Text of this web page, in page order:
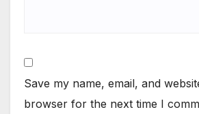
Save my name, email, and
browser for the next time I